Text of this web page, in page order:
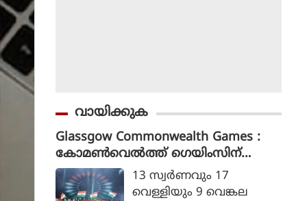
വായിക്കുക
Glassgow Commonwealth Games :
കോമൺവെൽത്ത് ഗെയിംസിന്
ഗ്ലാസ്ഗോയിൽ കൊടിയിറങ്ങി, മെഡ
ൽ നേട്ടത്തിൽ ഇന്ത്യ നാലാമത്
13 സ്വര്‍ണവും 17
വെള്ളിയും 9 വെങ്കല